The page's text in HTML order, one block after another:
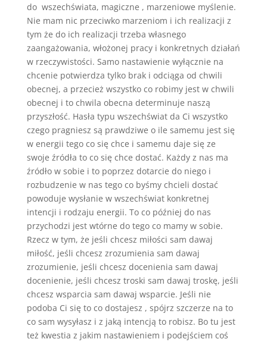
do wszechświata, magiczne , marzeniowe myślenie.
Nie mam nic przeciwko marzeniom i ich realizacji z
tym że do ich realizacji trzeba własnego
zaangażowania, włożonej pracy i konkretnych działań
w rzeczywistości. Samo nastawienie wyłącznie na
chcenie potwierdza tylko brak i odciąga od chwili
obecnej, a przecież wszystko co robimy jest w chwili
obecnej i to chwila obecna determinuje naszą
przyszłość. Hasła typu wszechświat da Ci wszystko
czego pragniesz są prawdziwe o ile samemu jest się
w energii tego co się chce i samemu daje się ze
swoje źródła to co się chce dostać. Każdy z nas ma
źródło w sobie i to poprzez dotarcie do niego i
rozbudzenie w nas tego co byśmy chcieli dostać
powoduje wysłanie w wszechświat konkretnej
intencji i rodzaju energii. To co później do nas
przychodzi jest wtórne do tego co mamy w sobie.
Rzecz w tym, że jeśli chcesz miłości sam dawaj
miłość, jeśli chcesz zrozumienia sam dawaj
zrozumienie, jeśli chcesz docenienia sam dawaj
docenienie, jeśli chcesz troski sam dawaj troskę, jeśli
chcesz wsparcia sam dawaj wsparcie. Jeśli nie
podoba Ci się to co dostajesz , spójrz szczerze na to
co sam wysyłasz i z jaką intencją to robisz. Bo tu jest
też kwestia z jakim nastawieniem i podejściem coś